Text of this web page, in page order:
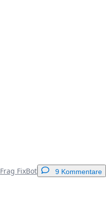
Frag FixBot 9 Kommentare